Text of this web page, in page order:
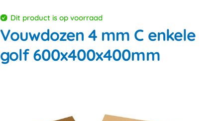
Dit product is op voorraad
Vouwdozen 4 mm C enkele
golf 600x400x400mm